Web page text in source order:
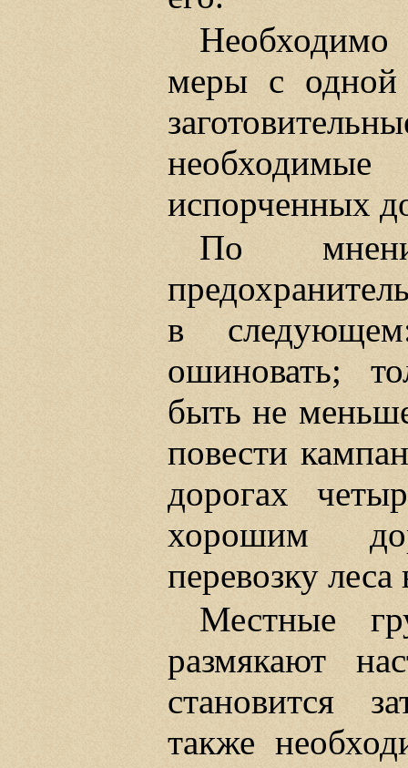
Необходимо
меры с одной
испорченных
По
в
ошиновать;
быть не
повести
дорогах
хорошим
перевозку
Местные
размякают
становится
также